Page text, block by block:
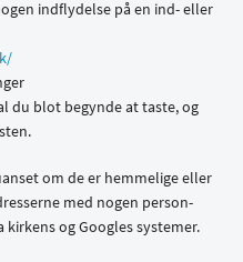
indflydelse på en ind- eller
du blot begynde at taste, og
om de er hemmelige eller
med nogen person-
og Googles systemer.